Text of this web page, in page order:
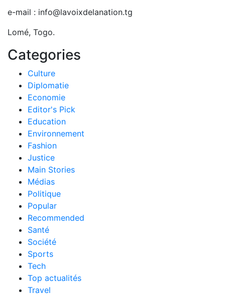
e-mail : info@lavoixdelanation.tg
Lomé, Togo.
Categories
Culture
Diplomatie
Economie
Editor's Pick
Education
Environnement
Fashion
Justice
Main Stories
Médias
Politique
Popular
Recommended
Santé
Société
Sports
Tech
Top actualités
Travel